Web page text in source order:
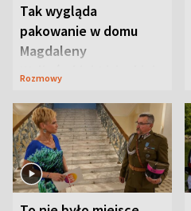
Tak wygląda
pakowanie w domu
Magdaleny
Waligórskiej-Lisieckiej.
Rozmowy